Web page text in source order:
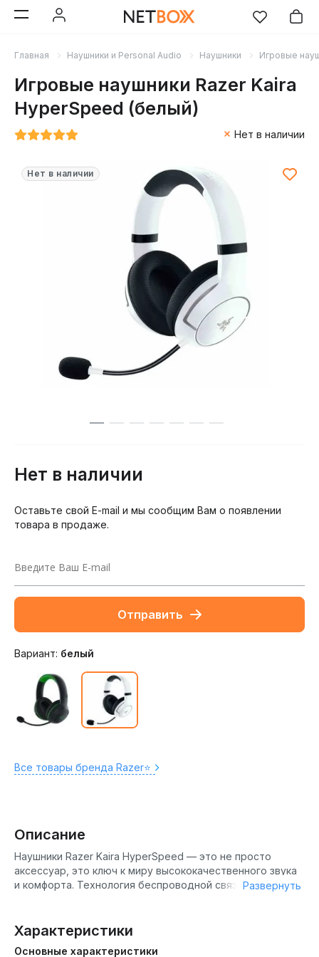
Главная Наушники и Personal Audio Наушники Игровые
Игровые наушники Razer Kaira
HyperSpeed (белый)
Нет в наличии
Нет в наличии
Нет в наличии
Оставьте свой E-mail и мы сообщим Вам о появлении
товара в продаже.
Отправить
Вариант: белый
Все товары бренда Razer⭐️
Описание
Наушники Razer Kaira HyperSpeed — это не просто
аксессуар, это ключ к миру высококачественного звука
и комфорта. Технология беспроводной связи
игрой без задержек и перебоев. Мощные динамики
наушников Razer Kaira HyperSpeed обеспечивают
Развернуть
Характеристики
Основные характеристики